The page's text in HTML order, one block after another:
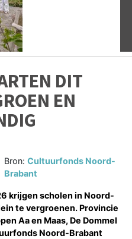
DIT
EN
Bron:Cultuurfonds Noord-
Brabant
krijgen scholen in Noord-
te vergroenen. Provincie
Aa en Maas, De Dommel
Noord-Brabant